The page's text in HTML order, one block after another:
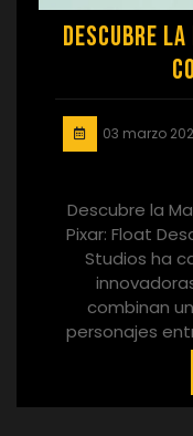
Descubre
03 marzo
Descubre la
Pixar: Float
Studios ha
combinan
personajes